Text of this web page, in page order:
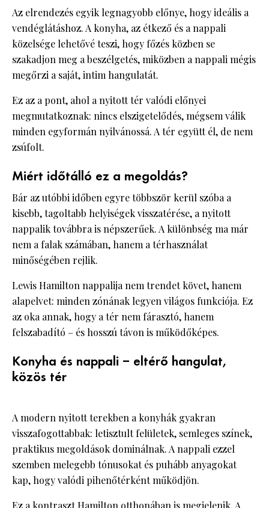
Az elrendezés egyik legnagyobb előnye, hogy ideális a
vendéglátáshoz. A konyha, az étkező és a nappali
közelsége lehetővé teszi, hogy főzés közben se
szakadjon meg a beszélgetés, miközben a nappali mégis
megőrzi a saját, intim hangulatát.
Ez az a pont, ahol a nyitott tér valódi előnyei
megmutatkoznak: nincs elszigetelődés, mégsem válik
minden egyformán nyilvánossá. A tér együtt él, de nem
zsúfolt.
Miért időtálló ez a megoldás?
Bár az utóbbi időben egyre többször kerül szóba a
kisebb, tagoltabb helyiségek visszatérése, a nyitott
nappalik továbbra is népszerűek. A különbség ma már
nem a falak számában, hanem a térhasználat
minőségében rejlik.
Lewis Hamilton nappalija nem trendet követ, hanem
alapelvet: minden zónának legyen világos funkciója. Ez
az oka annak, hogy a tér nem fárasztó, hanem
felszabadító – és hosszú távon is működőképes.
Konyha és nappali – eltérő hangulat,
közös tér
A modern nyitott terekben a konyhák gyakran
visszafogottabbak: letisztult felületek, semleges színek,
praktikus megoldások dominálnak. A nappali ezzel
szemben melegebb tónusokat és puhább anyagokat
kap, hogy valódi pihenőtérként működjön.
Ez a kontraszt Hamilton otthonában is megjelenik. A